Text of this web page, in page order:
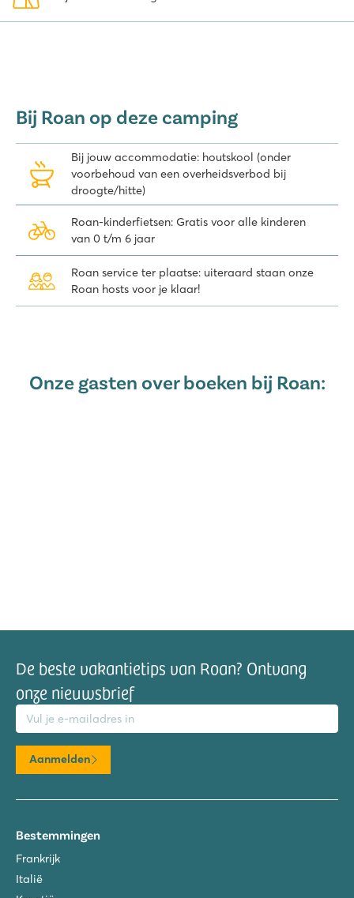
Bij Roan op deze camping
Bij jouw accommodatie: houtskool (onder
voorbehoud van een overheidsverbod bij
droogte/hitte)
Roan-kinderfietsen: Gratis voor alle kinderen
van 0 t/m 6 jaar
Roan service ter plaatse: uiteraard staan onze
Roan hosts voor je klaar!
Onze gasten over boeken bij Roan:
De beste vakantietips van Roan? Ontvang
onze nieuwsbrief
Aanmelden
Bestemmingen
Frankrijk
Italië